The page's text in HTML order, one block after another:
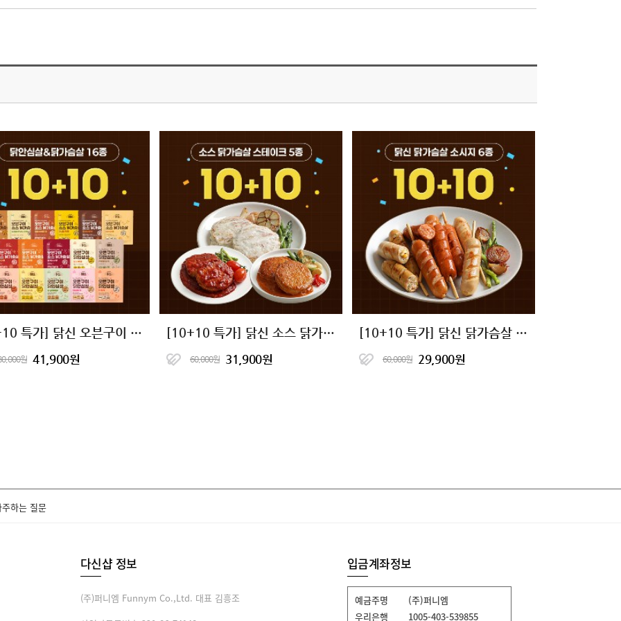
[10+10 특가] 닭신 오븐구이 닭안심살&닭가슴살 16종 골라담기
원 41,900원
[10+10 특가] 닭신 소스 닭가슴살 스테이크 5종 골라담기
60,000원 31,900원
[10+10 특가] 닭신 닭가슴살 소시지 6종 골라담기
60,000원 29,900원
주하는 질문
다신샵 정보
(주)퍼니엠 Funnym Co.,Ltd. 대표 김흥조
입금계좌정보
예금주명
(주)퍼니엠
우리은행
1005-403-539855